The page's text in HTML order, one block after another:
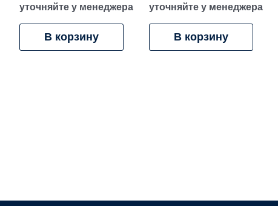
уточняйте у менеджера
В корзину
уточняйте у менеджера
В корзину